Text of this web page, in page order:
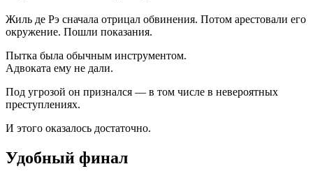
Жиль де Рэ сначала отрицал обвинения. Потом арестовали его
окружение. Пошли показания.
Пытка была обычным инструментом.
Адвоката ему не дали.
Под угрозой он признался — в том числе в невероятных
преступлениях.
И этого оказалось достаточно.
Удобный финал